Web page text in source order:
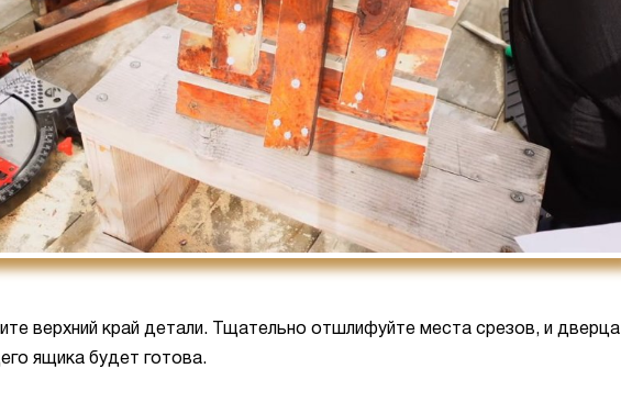
верхний край детали. Тщательно отшлифуйте места срезов, и дверца
ящика будет готова.